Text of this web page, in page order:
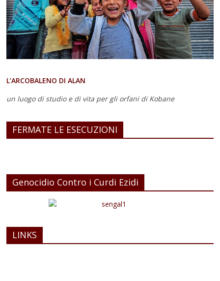
L’ARCOBALENO DI ALAN
un luogo di studio e di vita per gli orfani di Kobane
FERMATE LE ESECUZIONI
Genocidio Contro i Curdi Ezidi
LINKS